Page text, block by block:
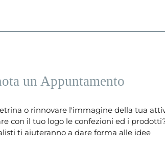
un Appuntamento
o rinnovare l'immagine della tua
con il tuo logo le confezioni ed i
ti aiuteranno a dare forma alle idee